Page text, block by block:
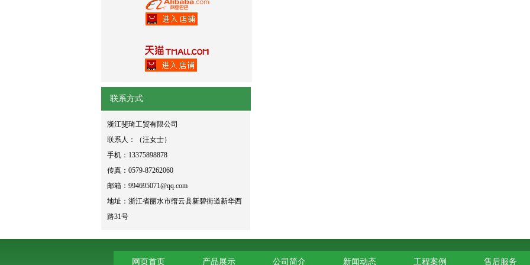
联系方式
浙江斐琦工贸有限公司
联系人：（汪女士）
手机：13375898878
传真：0579-87262060
邮箱： 994695071@qq.com
地址：浙江省丽水市缙云县新碧街道新华西
路31号
网页首页 产品展示 公司简介 新闻动态 工程案例 售后服务